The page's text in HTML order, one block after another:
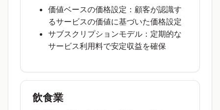
価値ベースの価格設定：顧客が認識す
るサービスの価値に基づいた価格設定
サブスクリプションモデル：定期的な
サービス利用料で安定収益を確保
飲食業